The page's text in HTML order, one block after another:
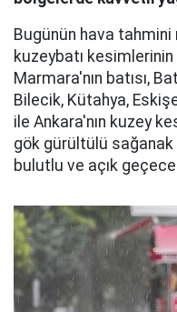
Bugünün hava
kuzeybatı
Marmara'nın batısı,
Bilecik, Kütahya,
ile Ankara'nın kuzey
gök gürültülü sağanak
bulutlu ve açık